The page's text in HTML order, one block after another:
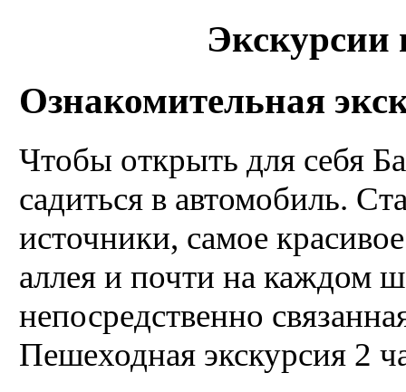
Экскурсии
Ознакомительная
Чтобы открыть для себя
садиться в автомобиль.
источники, самое
аллея и почти на каждом
непосредственно
Пешеходная экскурсия 2